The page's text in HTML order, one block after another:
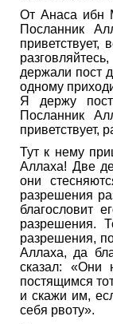
От Анаса ибн
Посланник
приветствует,
держали пост
одному
Я держу
Посланник
приветствует,
Тут к нему
Аллаха! Две
они
разрешения
благословит
разрешения.
разрешения,
Аллаха, да
сказал: «Они
постящимся
и скажи им,
себя рвоту».